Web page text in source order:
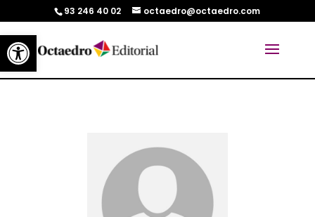
Abrir barra de herramientas
93 246 40 02 octaedro@octaedro.com